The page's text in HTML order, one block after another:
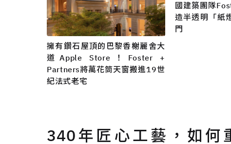
擁有鑽石屋頂的巴黎香榭麗舍大
道Apple Store！Foster +
Partners將萬花筒天窗搬進19世
紀法式老宅
國建築團隊
造半透明「紙
門
340年匠心工藝，如何